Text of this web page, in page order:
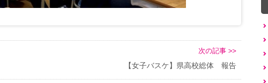
次の記事 >>
【女子バスケ】県高校総体 報告